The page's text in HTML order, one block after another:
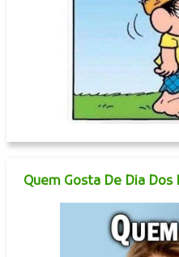
Quem Gosta De Dia